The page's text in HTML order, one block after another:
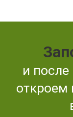
и
откроем